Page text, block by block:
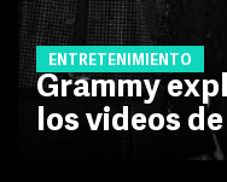
ENTRETENIMIENTO
Grammy
los videos